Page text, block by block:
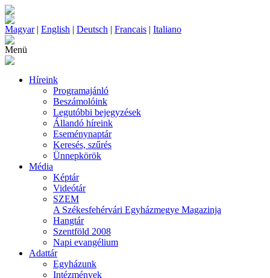
Magyar| English | Deutsch | Francais | Italiano
Menü
Híreink
Programajánló
Beszámolóink
Legutóbbi bejegyzések
Állandó híreink
Eseménynaptár
Keresés, szűrés
Ünnepkörök
Média
Képtár
Videótár
SZEM
A Székesfehérvári Egyházmegye Magazinja
Hangtár
Szentföld 2008
Napi evangélium
Adattár
Egyházunk
Intézmények